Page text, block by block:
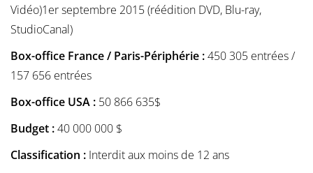
Vidéo)1er septembre 2015 (réédition DVD, Blu-ray,
StudioCanal)
Box-office France / Paris-Périphérie :450 305 entrées /
157 656 entrées
Box-office USA : 50 866 635$
Budget :40 000 000 $
Classification : Interdit aux moins de 12 ans